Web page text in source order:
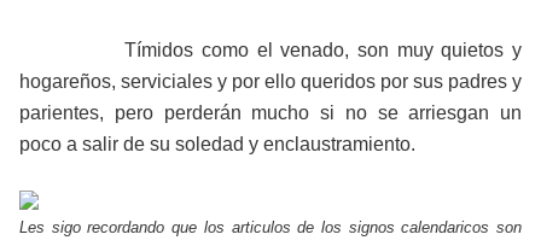
Tímidos como el venado, son muy quietos y
hogareños, serviciales y por ello queridos por sus padres y
parientes, pero perderán mucho si no se arriesgan un
poco a salir de su soledad y enclaustramiento.
Les sigo recordando que los articulos de los signos calendaricos son